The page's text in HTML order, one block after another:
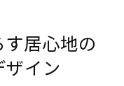
居心地の
ザイン